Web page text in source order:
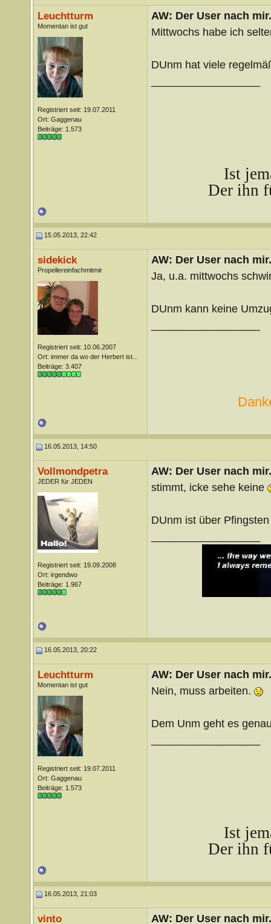
Leuchtturm
Momentan ist gut
Registriert seit: 19.07.2011
Ort: Gaggenau
Beiträge: 1.573
AW: Der User nach
Mittwochs habe ich
DUnm hat viele
Ist
Der ihn
15.05.2013, 22:42
sidekick
Propellereinfachmitmir
Registriert seit: 10.06.2007
Ort: immer da wo der Herbert ist...
Beiträge: 3.407
AW: Der User nach
Ja, u.a. mittwochs
DUnm kann keine
16.05.2013, 14:50
Vollmondpetra
JEDER für JEDEN
Registriert seit: 19.09.2008
Ort: irgendwo
Beiträge: 1.967
AW: Der User nach
stimmt, icke sehe keine
DUnm ist über Pfingsten
16.05.2013, 20:22
Leuchtturm
Momentan ist gut
Registriert seit: 19.07.2011
Ort: Gaggenau
Beiträge: 1.573
AW: Der User nach
Nein, muss arbeiten.
Dem Unm geht es
Ist
Der ihn
16.05.2013, 21:03
vinto AW: Der User nach